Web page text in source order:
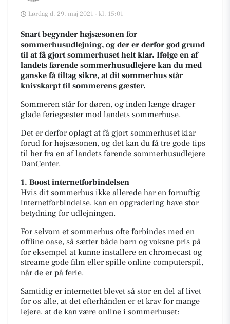
Lørdag d. 29. maj 2021 - kl. 15:01
Snart begynder højsæsonen for
sommerhusudlejning, og der er derfor god grund
til at få gjort sommerhuset helt klar. Ifølge en af
landets førende sommerhusudlejere kan du med
ganske få tiltag sikre, at dit sommerhus står
knivskarpt til sommerens gæster.
Sommeren står for døren, og inden længe drager
glade feriegæster mod landets sommerhuse.
Det er derfor oplagt at få gjort sommerhuset klar
forud for højsæsonen, og det kan du få tre gode tips
til her fra en af landets førende sommerhusudlejere
DanCenter.
1. Boost internetforbindelsen
Hvis dit sommerhus ikke allerede har en fornuftig
internetforbindelse, kan en opgradering have stor
betydning for udlejningen.
For selvom et sommerhus ofte forbindes med en
offline oase, så sætter både børn og voksne pris på
for eksempel at kunne installere en chromecast og
streame gode film eller spille online computerspil,
når de er på ferie.
Samtidig er internettet blevet så stor en del af livet
for os alle, at det efterhånden er et krav for mange
lejere, at de kan være online i sommerhuset: